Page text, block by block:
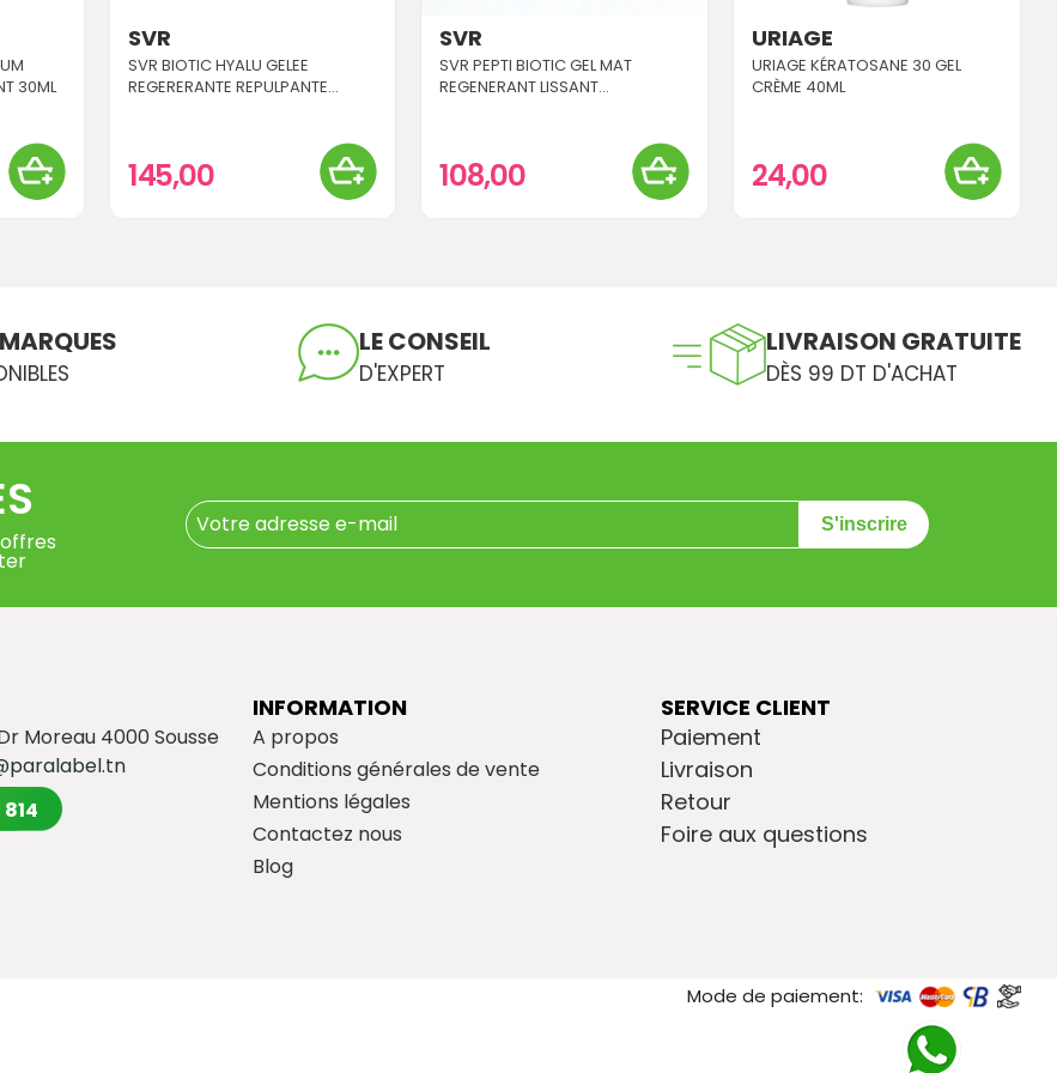
30ML
SVR
SVR BIOTIC HYALU GELEE
REGERERANTE REPULPANTE...
145,00
SVR
SVR PEPTI BIOTIC GEL MAT
REGENERANT LISSANT...
108,00
URIAGE
URIAGE KÉRATOSANE 30 GEL
CRÈME 40ML
24,00
LE CONSEIL
D'EXPERT
LIVRAISON GRATUITE
DÈS 99 DT D'ACHAT
S'inscrire
Moreau 4000 Sousse
INFORMATION
A propos
Conditions générales de vente
Mentions légales
Contactez nous
Blog
SERVICE CLIENT
Paiement
Livraison
Retour
Foire aux questions
Mode de paiement: